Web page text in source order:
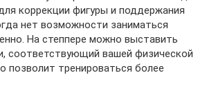
коррекции фигуры и поддержания
нет возможности заниматься
На степпере можно выставить
соответствующий вашей физической
позволит тренироваться более